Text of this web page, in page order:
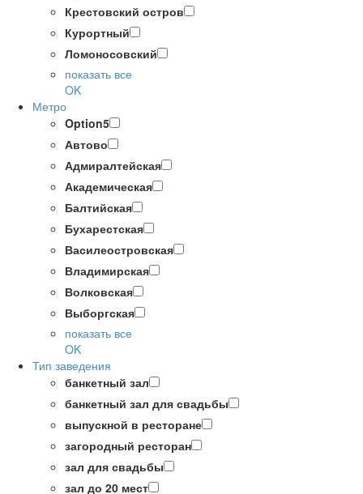
Крестовский остров
Курортный
Ломоносовский
показать все
OK
Метро
Option5
Автово
Адмиралтейская
Академическая
Балтийская
Бухарестская
Василеостровская
Владимирская
Волковская
Выборгская
показать все
OK
Тип заведения
банкетный зал
банкетный зал для свадьбы
выпускной в ресторане
загородный ресторан
зал для свадьбы
зал до 20 мест